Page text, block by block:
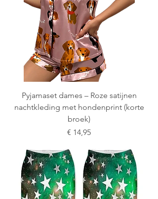
Pyjamaset dames – Roze satijnen
nachtkleding met hondenprint (korte
broek)
Prijs
€ 14,95